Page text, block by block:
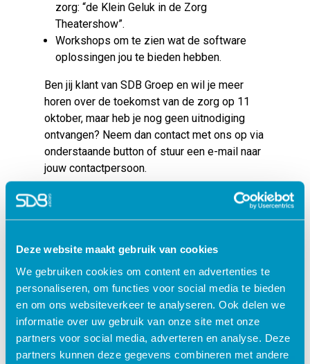
Deze website maakt gebruik van cookies
We gebruiken cookies om content en advertenties te
personaliseren, om functies voor social media te bieden
en om ons websiteverkeer te analyseren. Ook delen we
informatie over uw gebruik van onze site met onze
partners voor social media, adverteren en analyse. Deze
partners kunnen deze gegevens combineren met andere
zorg: “de Klein Geluk in de Zorg
Theatershow”.
Workshops om te zien wat de software
oplossingen jou te bieden hebben.
Ben jij klant van SDB Groep en wil je meer
horen over de toekomst van de zorg op 11
oktober, maar heb je nog geen uitnodiging
ontvangen? Neem dan contact met ons op via
onderstaande button of stuur een e-mail naar
jouw contactpersoon.
Contact opnemen DIZ Day 2022 | Live edition
Terug naar blogartikelen